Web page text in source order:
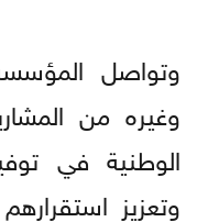
وتواصل
وغيره من
الوطنية في
وتعزيز